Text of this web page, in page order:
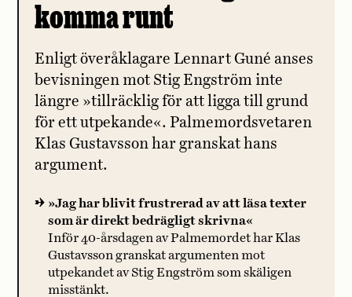
komma runt
Enligt överåklagare Lennart Guné anses
bevisningen mot Stig Engström inte
längre »tillräcklig för att ligga till grund
för ett utpekande«. Palmemordsvetaren
Klas Gustavsson har granskat hans
argument.
»Jag har blivit frustrerad av att läsa texter
som är direkt bedrägligt skrivna«
Inför 40-årsdagen av Palmemordet har Klas
Gustavsson granskat argumenten mot
utpekandet av Stig Engström som skäligen
misstänkt.